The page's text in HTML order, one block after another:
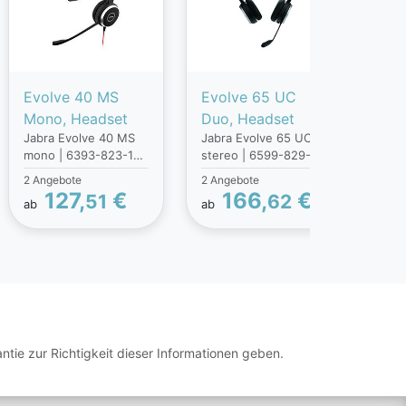
Evolve 40 MS
Mono, Headset
Jabra Evolve 40 MS
mono | 6393-823-109
| Headset - On-
EarProdukttyp :
KopfhörerProduktfarb
e :
85183000Paketgewic
gVerpackungstiefe :
2 Angebote
ab 127,51 €
Evolve 65 UC
Duo, Headset
Jabra Evolve 65 UC
stereo | 6599-829-
409 | Headset - On-
EarProdukttyp :
KopfhörerProduktfarb
e :
JaGewicht : 310
t : JaAkkuladezeit : 2
2 Angebote
ab 166,62 €
2
zur Richtigkeit dieser Informationen geben.